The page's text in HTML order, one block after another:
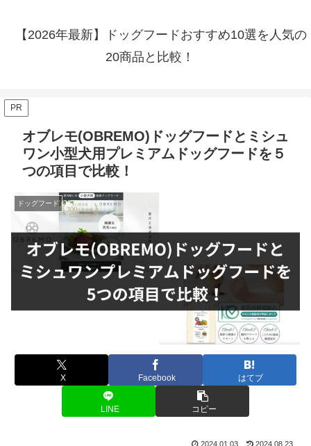
【2026年最新】ドッグフードおすすめ10選を人気の
20商品と比較！
PR
オブレモ(OBREMO)ドッグフードとミシュ
ワン小型犬用プレミアムドッグフードを５
つの項目で比較！
ドッグフード
X Facebook はてブ
LINE コピー
2024.01.03 2024.08.23